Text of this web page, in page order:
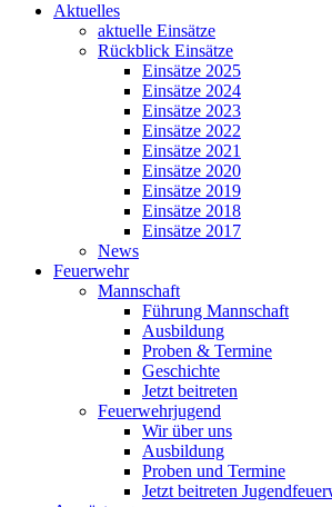
Aktuelles
aktuelle Einsätze
Rückblick Einsätze
Einsätze 2025
Einsätze 2024
Einsätze 2023
Einsätze 2022
Einsätze 2021
Einsätze 2020
Einsätze 2019
Einsätze 2018
Einsätze 2017
News
Feuerwehr
Mannschaft
Führung Mannschaft
Ausbildung
Proben & Termine
Geschichte
Jetzt beitreten
Feuerwehrjugend
Wir über uns
Ausbildung
Proben und Termine
Jetzt beitreten